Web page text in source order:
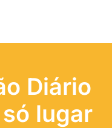
Diário
lugar